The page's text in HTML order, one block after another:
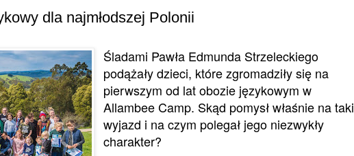
dla najmłodszej Polonii
Śladami Pawła Edmunda Strzeleckiego
podążały dzieci, które zgromadziły się na
pierwszym od lat obozie językowym w
Allambee Camp. Skąd pomysł właśnie na taki
wyjazd i na czym polegał jego niezwykły
charakter?